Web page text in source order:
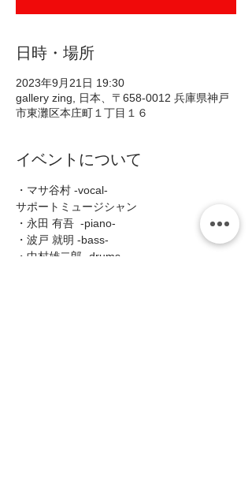
日時・場所
2023年9月21日 19:30
gallery zing, 日本、〒658-0012 兵庫県神戸
市東灘区本庄町１丁目１６
イベントについて
・マサ谷村 -vocal-
サポートミュージシャン
・永田 有吾  -piano-
・波戸 就明 -bass-
・中村雄二郎 -drums-